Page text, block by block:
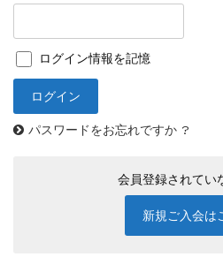
ログイン情報を記憶
パスワードをお忘れですか ?
会員登録されてい
新規ご入会は